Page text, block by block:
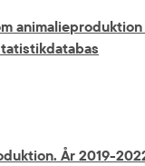
i nytt fönster
animalieproduktion
som öppnas i nytt
År 2019-